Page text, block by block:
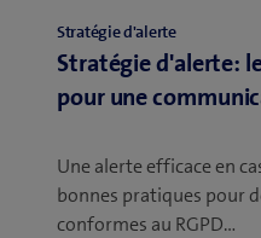
Stratégie d'alerte
Stratégie d'alerte:
pour une
Une alerte efficace en
bonnes pratiques pour
conformes au RGPD…